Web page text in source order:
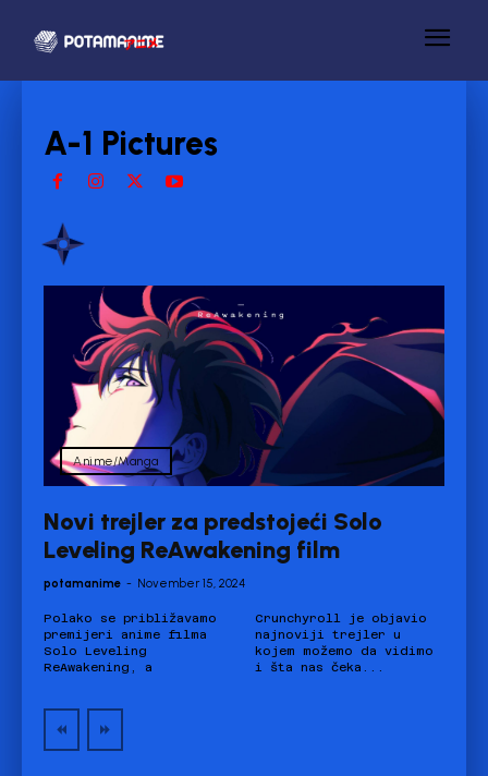
A-1 Pictures
Anime/Manga
Novi trejler za predstojeći Solo
Leveling ReAwakening film
potamanime - November 15, 2024
Polako se približavamo
premijeri anime filma
Solo Leveling
ReAwakening, a
Crunchyroll je objavio
najnoviji trejler u
kojem možemo da vidimo
i šta nas čeka...